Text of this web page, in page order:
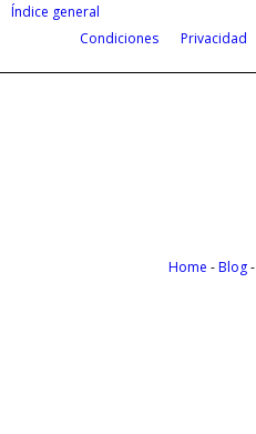
Índice general
Privacidad
Condiciones
Home -Blog-